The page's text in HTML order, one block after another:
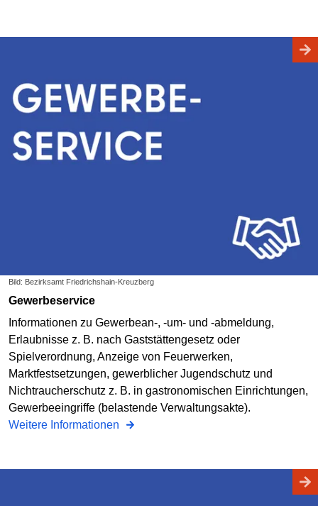
Bild: Bezirksamt Friedrichshain-Kreuzberg
Gewerbeservice
Informationen zu Gewerbean-, -um- und -abmeldung,
Erlaubnisse z. B. nach Gaststättengesetz oder
Spielverordnung, Anzeige von Feuerwerken,
Marktfestsetzungen, gewerblicher Jugendschutz und
Nichtraucherschutz z. B. in gastronomischen Einrichtungen,
Gewerbeeingriffe (belastende Verwaltungsakte).
Weitere Informationen